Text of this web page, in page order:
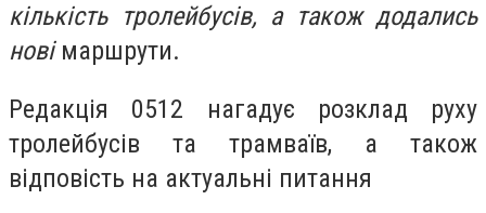
кількість тролейбусів, а також додались
новімаршрути.
Редакція 0512 нагадує розклад руху
тролейбусів та трамваїв, а також
відповість на актуальні питання